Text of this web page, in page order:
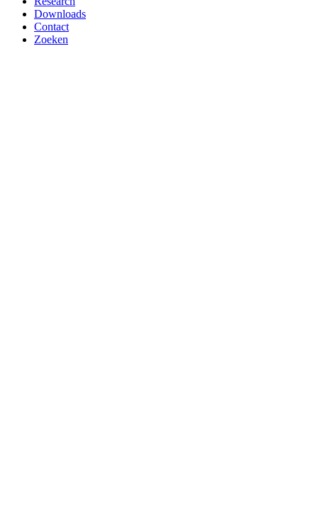
Downloads
Contact
Zoeken